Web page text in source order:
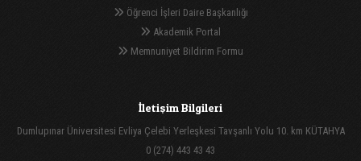
Öğrenci İşleri Daire Başkanlığı
Akademik Portal
Memnuniyet Bildirim Formu
İletişim Bilgileri
Dumlupınar Üniversitesi Evliya Çelebi Yerleşkesi Tavşanlı Yolu 10. km KÜTAHYA
0 (274) 443 43 43